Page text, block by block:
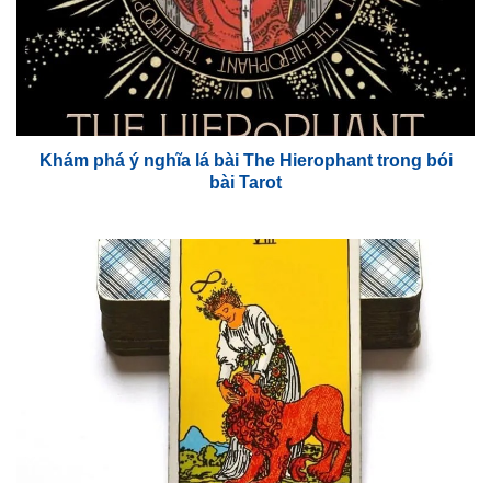
Khám phá ý nghĩa lá bài The Hierophant trong bói
bài Tarot